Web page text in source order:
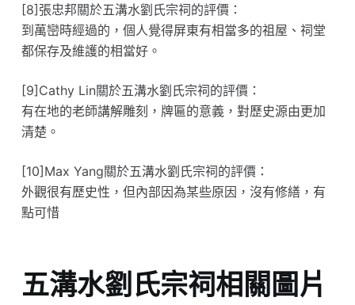
[8]張忠邦關於五溝水劉氏宗祠的評價：
到萬巒時經過的，個人覺得屏東有相當多的祖屋、祠堂
都保存及維護的相當好。
[9]Cathy Lin關於五溝水劉氏宗祠的評價：
有在地的老師講解雕刻，牌匾的意義，對歷史源由更加
清楚。
[10]Max Yang關於五溝水劉氏宗祠的評價：
外觀很有歷史性，但內部因為某些原因，沒有修繕，有
點可惜
五溝水劉氏宗祠相關圖片